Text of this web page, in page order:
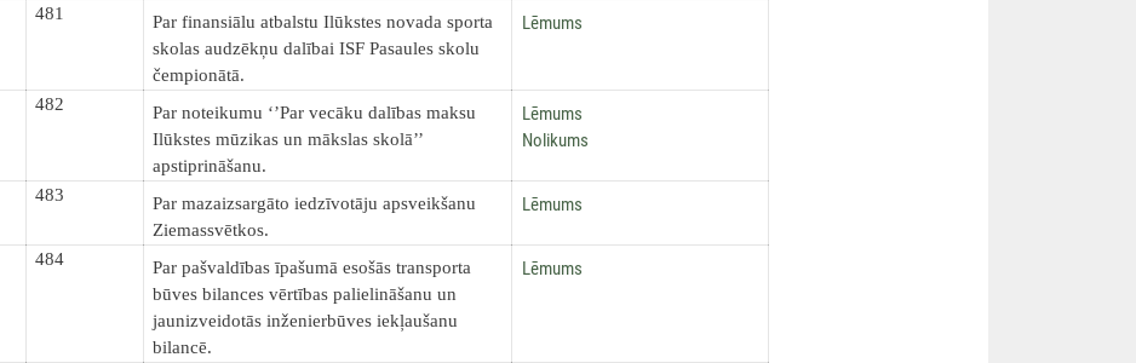
481
Par finansiālu atbalstu Ilūkstes novada sporta
skolas audzēkņu dalībai ISF Pasaules skolu
čempionātā.
Lēmums
482
Par noteikumu ‘’Par vecāku dalības maksu
Ilūkstes mūzikas un mākslas skolā’’
apstiprināšanu.
Lēmums
Nolikums
483
Par mazaizsargāto iedzīvotāju apsveikšanu
Ziemassvētkos.
Lēmums
484
Par pašvaldības īpašumā esošās transporta
būves bilances vērtības palielināšanu un
jaunizveidotās inženierbūves iekļaušanu
bilancē.
Lēmums